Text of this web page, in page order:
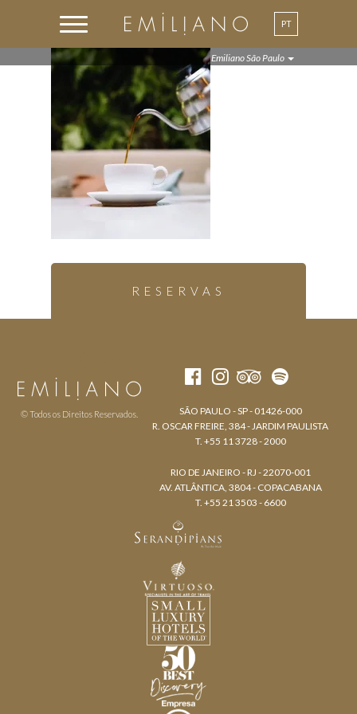
PT
EN
Emiliano São Paulo
RESERVAS
© Todos os Direitos Reservados.
SÃO PAULO - SP - 01426-000
R. OSCAR FREIRE, 384 - JARDIM PAULISTA
T. +55 11 3728 - 2000
RIO DE JANEIRO - RJ - 22070-001
AV. ATLÂNTICA, 3804 - COPACABANA
T. +55 21 3503 - 6600